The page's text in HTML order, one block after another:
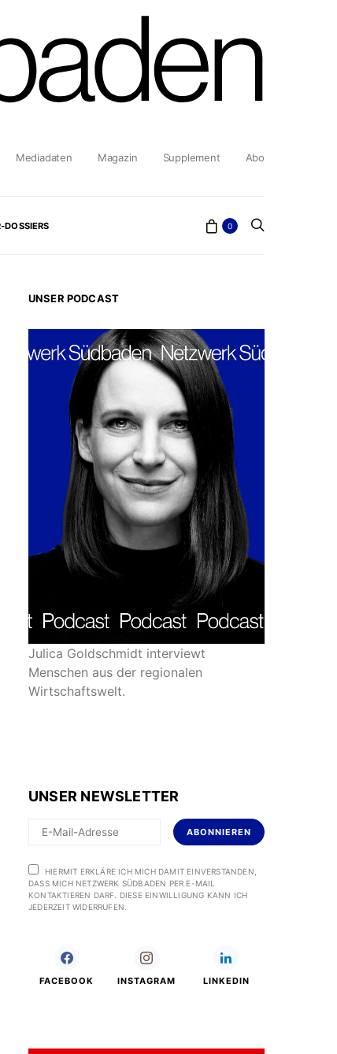
Mediadaten Magazin Supplement Abo
DOSSIERS 0
UNSER PODCAST
Julica Goldschmidt interviewt
Menschen aus der regionalen
Wirtschaftswelt.
UNSER NEWSLETTER
ABONNIEREN
HIERMIT ERKLÄRE ICH MICH DAMIT EINVERSTANDEN,
DASS MICH NETZWERK SÜDBADEN PER E-MAIL
KONTAKTIEREN DARF. DIESE EINWILLIGUNG KANN ICH
JEDERZEIT WIDERRUFEN.
FACEBOOK INSTAGRAM LINKEDIN